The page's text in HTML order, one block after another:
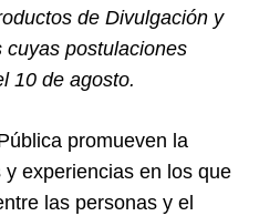
de Divulgación y
postulaciones
10 de agosto.
promueven la
experiencias en los que
las personas y el